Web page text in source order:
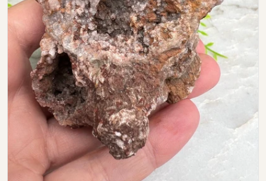
Open media 0 in modal